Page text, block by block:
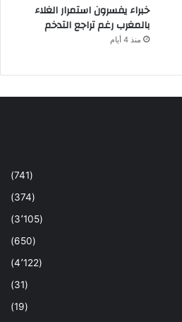
خبراء يفسرون استمرار الغلاء
بالمغرب رغم تراجع التدخم
منذ 4 أيام
(741)
(374)
(3٬105)
(650)
(4٬122)
(31)
(19)